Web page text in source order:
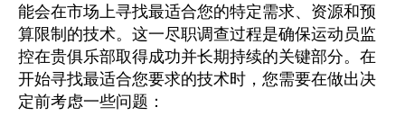
能会在市场上寻找最适合您的特定需求、资源和预
算限制的技术。这一尽职调查过程是确保运动员监
控在贵俱乐部取得成功并长期持续的关键部分。在
开始寻找最适合您要求的技术时，您需要在做出决
定前考虑一些问题：